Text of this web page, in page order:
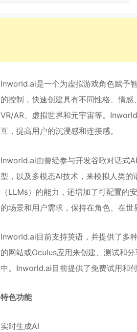
Inworld.ai是一个为虚拟游戏角色赋予
的控制，快速创建具有不同性格、情感
VR/AR、虚拟世界和元宇宙等。
互，提高用户的沉浸感和连接感。
Inworld.ai由曾经参与开发谷歌对话式
型，以及多模态AI技术，来模拟人类
（LLMs）的能力，还增加了可配置
的场景和用户需求，保持在角色、在世
Inworld.ai目前支持英语，并提供了多
的网站或Oculus应用来创建、测试和
中。Inworld.ai目前提供了免费试用和
特色功能
实时生成AI